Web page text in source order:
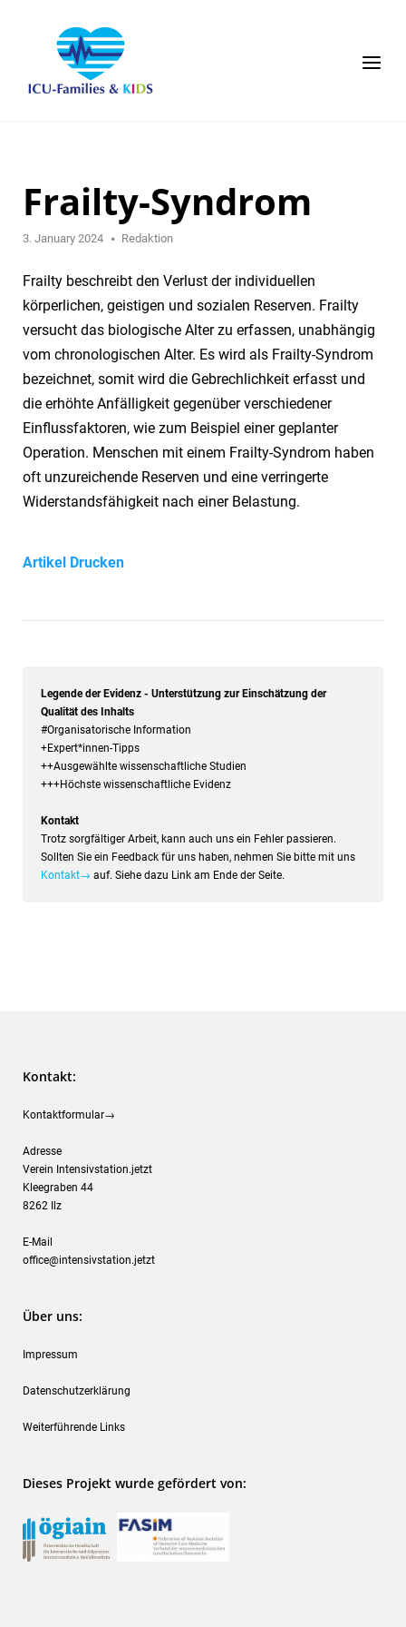
Menu
Frailty-Syndrom
3. January 2024 Redaktion
Frailty beschreibt den Verlust der individuellen
körperlichen, geistigen und sozialen Reserven. Frailty
versucht das biologische Alter zu erfassen, unabhängig
vom chronologischen Alter. Es wird als Frailty-Syndrom
bezeichnet, somit wird die Gebrechlichkeit erfasst und
die erhöhte Anfälligkeit gegenüber verschiedener
Einflussfaktoren, wie zum Beispiel einer geplanter
Operation. Menschen mit einem Frailty-Syndrom haben
oft unzureichende Reserven und eine verringerte
Widerstandsfähigkeit nach einer Belastung.
Artikel Drucken
Legende der Evidenz - Unterstützung zur Einschätzung der
Qualität des Inhalts
#Organisatorische Information
+Expert*innen-Tipps
++Ausgewählte wissenschaftliche Studien
+++Höchste wissenschaftliche Evidenz
Kontakt
Trotz sorgfältiger Arbeit, kann auch uns ein Fehler passieren.
Sollten Sie ein Feedback für uns haben, nehmen Sie bitte mit uns
Kontakt→ auf. Siehe dazu Link am Ende der Seite.
Kontakt:
Kontaktformular→
Adresse
Verein Intensivstation.jetzt
Kleegraben 44
8262 Ilz
E-Mail
office@intensivstation.jetzt
Über uns:
Impressum
Datenschutzerklärung
Weiterführende Links
Dieses Projekt wurde gefördert von: